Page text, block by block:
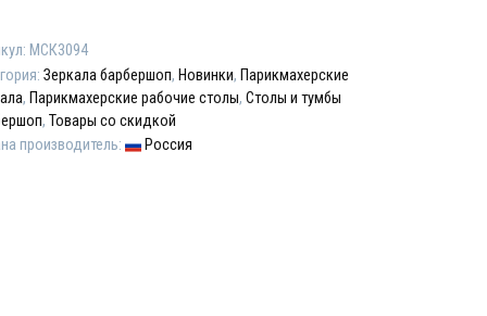
МСК3094
Зеркала барбершоп, Новинки, Парикмахерские
, Парикмахерские рабочие столы, Столы и тумбы
, Товары со скидкой
производитель:
Россия